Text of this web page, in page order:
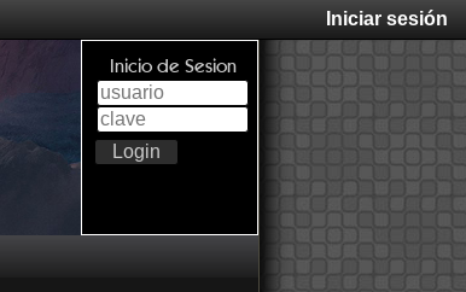
Iniciar sesión
Inicio de Sesion